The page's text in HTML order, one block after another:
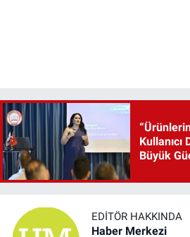
Kullanıcı
Büyük
EDITÖR HAKKINDA
Haber Merkezi